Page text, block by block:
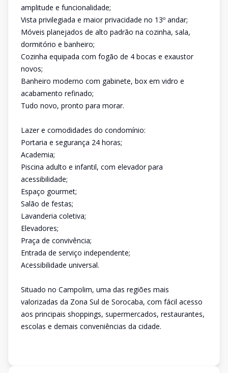
amplitude e funcionalidade;
Vista privilegiada e maior privacidade no 13º andar;
Móveis planejados de alto padrão na cozinha, sala,
dormitório e banheiro;
Cozinha equipada com fogão de 4 bocas e exaustor
novos;
Banheiro moderno com gabinete, box em vidro e
acabamento refinado;
Tudo novo, pronto para morar.
Lazer e comodidades do condomínio:
Portaria e segurança 24 horas;
Academia;
Piscina adulto e infantil, com elevador para
acessibilidade;
Espaço gourmet;
Salão de festas;
Lavanderia coletiva;
Elevadores;
Praça de convivência;
Entrada de serviço independente;
Acessibilidade universal.
Situado no Campolim, uma das regiões mais
valorizadas da Zona Sul de Sorocaba, com fácil acesso
aos principais shoppings, supermercados, restaurantes,
escolas e demais conveniências da cidade.